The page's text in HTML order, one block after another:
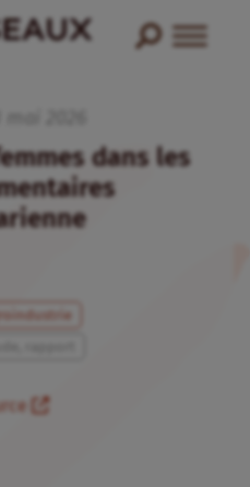
dans les